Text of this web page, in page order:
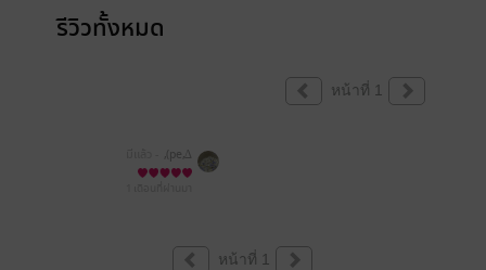
รีวิวทั้งหมด
หน้าที่ 1
,(pe,∆
หน้าที่ 1